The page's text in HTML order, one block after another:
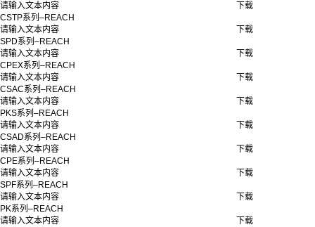
请输入文本内容
CSTP系列–REACH
下载
请输入文本内容
SPD系列–REACH
下载
请输入文本内容
CPEX系列–REACH
下载
请输入文本内容
CSAC系列–REACH
下载
请输入文本内容
PKS系列–REACH
下载
请输入文本内容
CSAD系列–REACH
下载
请输入文本内容
CPE系列–REACH
下载
请输入文本内容
SPF系列–REACH
下载
请输入文本内容
PK系列–REACH
下载
请输入文本内容
下载